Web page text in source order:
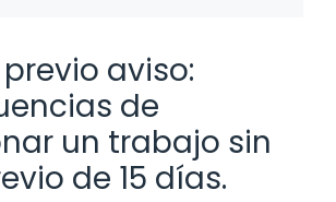
aviso:
de
un trabajo sin
de 15 días.